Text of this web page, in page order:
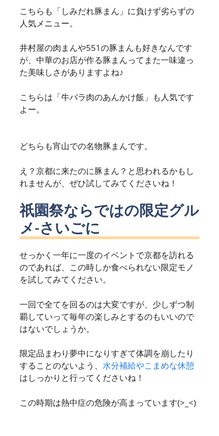
こちらも「しみだれ豚まん」に負けず劣らずの
人気メニュー。
井村屋の肉まんや551の豚まんも好きなんです
が、中華のお店が作る豚まんってまた一味違っ
た美味しさがありますよね♪
こちらは「牛バラ肉のあんかけ飯」も人気です
よー。
どちらも宵山での名物豚まんです。
え？京都に来たのに豚まん？と思われるかもし
れませんが、ぜひ試してみてくださいね！
祇園祭ならではの限定グル
メ-さいごに
せっかく一年に一度のイベントで京都を訪れる
のであれば、この時しか食べられない限定モノ
を試してみてください。
一回で全てを回るのは大変ですが、少しずつ制
覇していって毎年の楽しみとするのもいいので
はないでしょうか。
限定品まわり夢中になりすぎて体調を崩したり
することのないよう、 水分補給やこまめな休憩
はしっかりと行ってくださいね！
この時期は熱中症の危険が高まっています(>_<)